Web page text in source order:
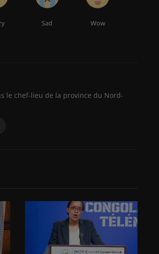
Sad Wow
le chef-lieu de la province du Nord-